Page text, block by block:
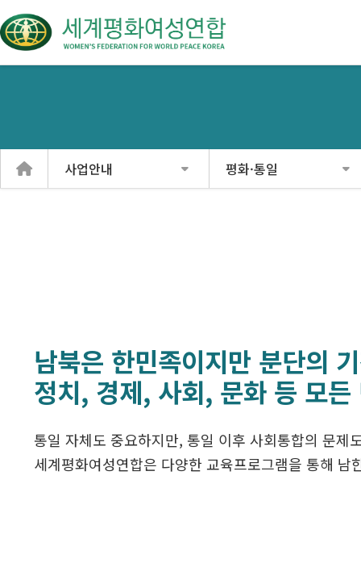
사업안내 평화·통일
남북은 한민족이지만 분단의
정치, 경제, 사회, 문화 등 모
통일 자체도 중요하지만, 통일 이후 사회통합의 문제
세계평화여성연합은 다양한 교육프로그램을 통해